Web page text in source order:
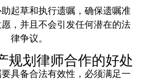
具备合法有效性，必须满足一
规划律师合作的好处
起草和执行遗嘱，确保遗嘱准
，并且不会引发任何潜在的法
律争议。